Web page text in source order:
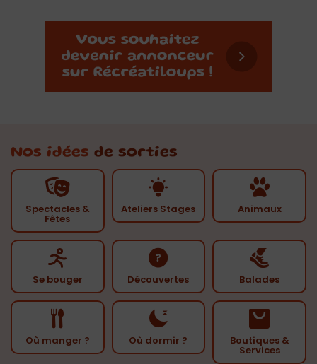
Nos idées de sorties
Spectacles &
Fêtes
Ateliers Stages Animaux
Se bouger Découvertes Balades
Où manger ? Où dormir ? Boutiques &
Services